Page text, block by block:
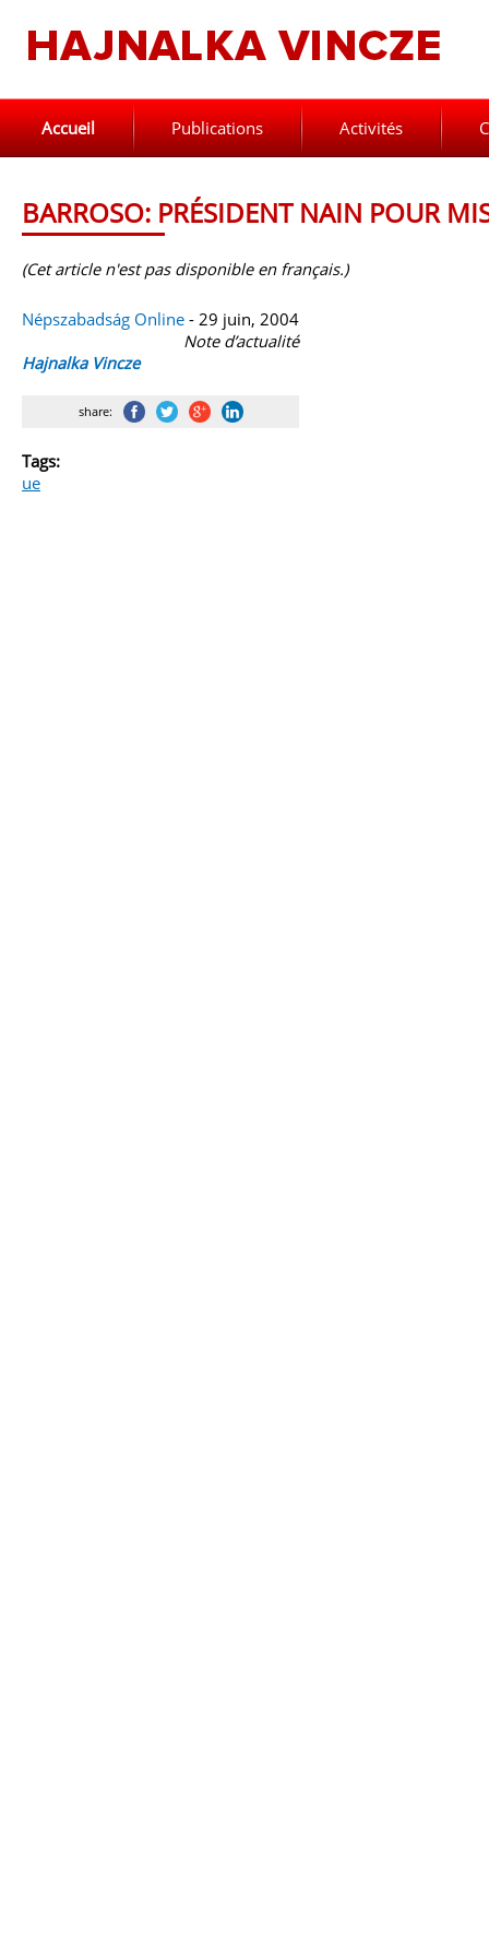
Accueil Publications Activités
BARROSO: PRÉSIDENT NAIN POUR
(Cet article n'est pas disponible en français.)
Népszabadság Online - 29 juin, 2004
Note d’actualité
Hajnalka Vincze
share:
Tags:
ue